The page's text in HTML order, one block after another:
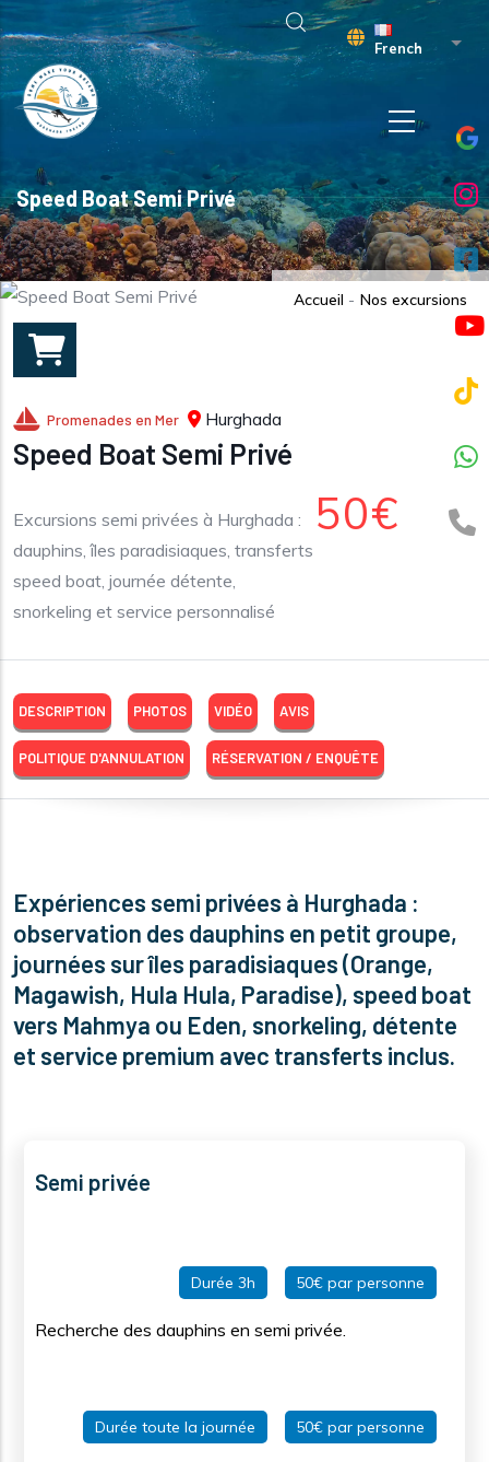
Aller au contenu principal
French
Speed Boat Semi Privé
Accueil - Nos excursions
Promenades en Mer Hurghada
Speed Boat Semi Privé
Excursions semi privées à Hurghada :
dauphins, îles paradisiaques, transferts
speed boat, journée détente,
snorkeling et service personnalisé
50€
DESCRIPTION PHOTOS VIDÉO AVIS
POLITIQUE D'ANNULATION RÉSERVATION / ENQUÊTE
Expériences semi privées à Hurghada :
observation des dauphins en petit groupe,
journées sur îles paradisiaques (Orange,
Magawish, Hula Hula, Paradise), speed boat
vers Mahmya ou Eden, snorkeling, détente
et service premium avec transferts inclus.
Semi privée
50€ par personne
Durée 3h
Recherche des dauphins en semi privée.
50€ par personne
Durée toute la journée